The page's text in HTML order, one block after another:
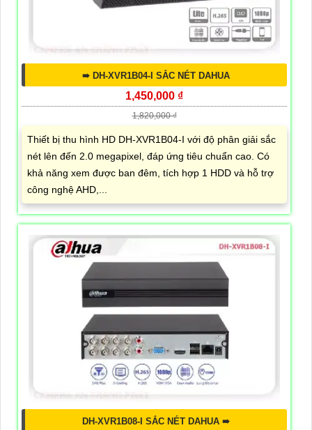
➠ DH-XVR1B04-I SẮC NÉT DAHUA
1,450,000 ₫
1,820,000 ₫
Thiết bị thu hình HD DH-XVR1B04-I với độ phân giải sắc
nét lên đến 2.0 megapixel, đáp ứng tiêu chuẩn cao. Có
khả năng xem được ban đêm, tích hợp 1 HDD và hỗ trợ
công nghệ AHD,...
DH-XVR1B08-I SẮC NÉT DAHUA ➠